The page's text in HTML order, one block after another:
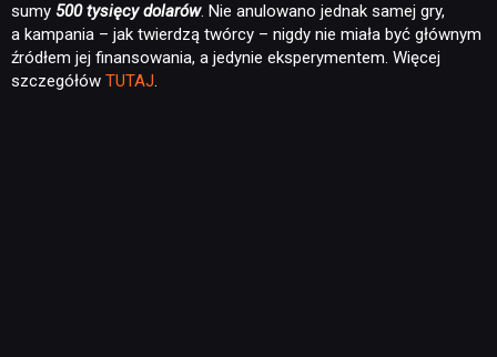
NEWSY
sumy 500 tysięcy dolarów. Nie anulowano jednak samej gry,
a kampania – jak twierdzą twórcy – nigdy nie miała być głównym
źródłem jej finansowania, a jedynie eksperymentem. Więcej
szczegółów TUTAJ.